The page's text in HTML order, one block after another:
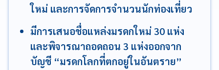
ใหม่ และการจัดการจำนวนนักท่องเที่ยว
มีการเสนอชื่อแหล่งมรดกใหม่ 30 แห่ง
และพิจารณาถอดถอน 3 แห่งออกจาก
บัญชี “มรดกโลกที่ตกอยู่ในอันตราย”